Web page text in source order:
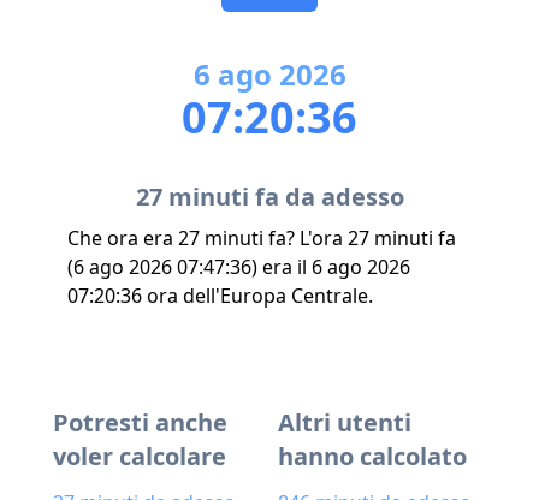
6 ago 2026
07:20:36
27 minuti fa da adesso
Che ora era 27 minuti fa? L'ora 27 minuti fa
(6 ago 2026 07:47:36) era il 6 ago 2026
07:20:36 ora dell'Europa Centrale.
Potresti anche
voler calcolare
Altri utenti
hanno calcolato